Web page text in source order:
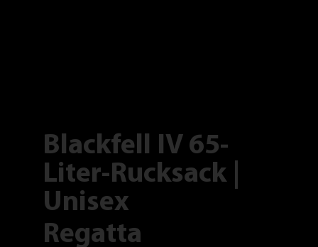
Blackfell IV 65-
Liter-Rucksack |
Unisex
Regatta